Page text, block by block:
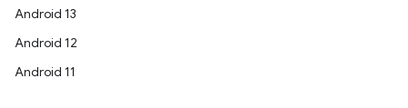
Android 13
Android 12
Android 11